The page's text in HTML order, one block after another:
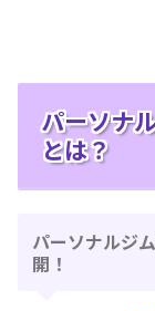
パーソナ
とは？
パーソナルジ
開！